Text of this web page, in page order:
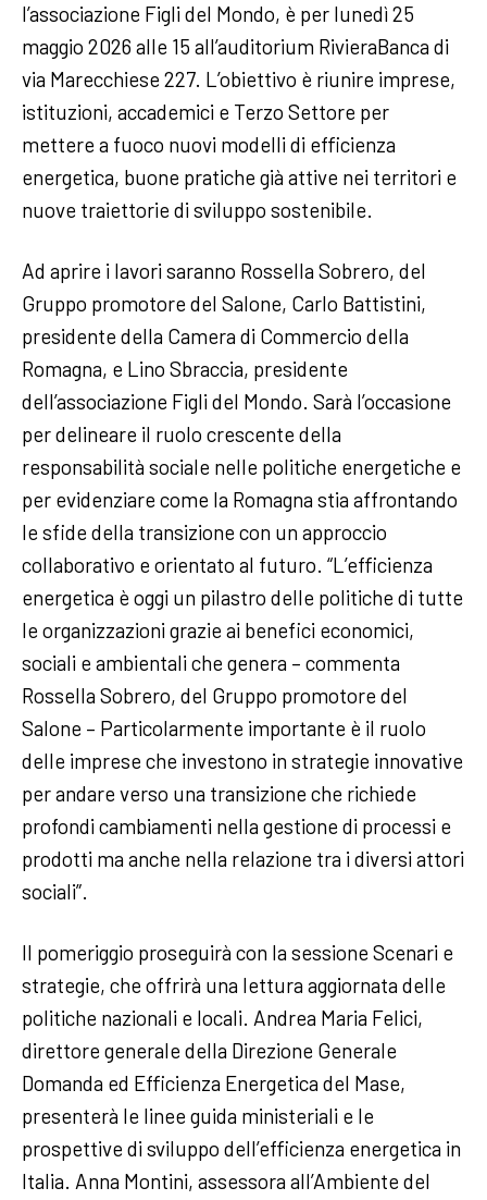
l’associazione Figli del Mondo, è per lunedì 25
maggio 2026 alle 15 all’auditorium RivieraBanca di
via Marecchiese 227. L’obiettivo è riunire imprese,
istituzioni, accademici e Terzo Settore per
mettere a fuoco nuovi modelli di efficienza
energetica, buone pratiche già attive nei territori e
nuove traiettorie di sviluppo sostenibile.
Ad aprire i lavori saranno Rossella Sobrero, del
Gruppo promotore del Salone, Carlo Battistini,
presidente della Camera di Commercio della
Romagna, e Lino Sbraccia, presidente
dell’associazione Figli del Mondo. Sarà l’occasione
per delineare il ruolo crescente della
responsabilità sociale nelle politiche energetiche e
per evidenziare come la Romagna stia affrontando
le sfide della transizione con un approccio
collaborativo e orientato al futuro. “L’efficienza
energetica è oggi un pilastro delle politiche di tutte
le organizzazioni grazie ai benefici economici,
sociali e ambientali che genera – commenta
Rossella Sobrero, del Gruppo promotore del
Salone – Particolarmente importante è il ruolo
delle imprese che investono in strategie innovative
per andare verso una transizione che richiede
profondi cambiamenti nella gestione di processi e
prodotti ma anche nella relazione tra i diversi attori
sociali”.
Il pomeriggio proseguirà con la sessione Scenari e
strategie, che offrirà una lettura aggiornata delle
politiche nazionali e locali. Andrea Maria Felici,
direttore generale della Direzione Generale
Domanda ed Efficienza Energetica del Mase,
presenterà le linee guida ministeriali e le
prospettive di sviluppo dell’efficienza energetica in
Italia. Anna Montini, assessora all’Ambiente del